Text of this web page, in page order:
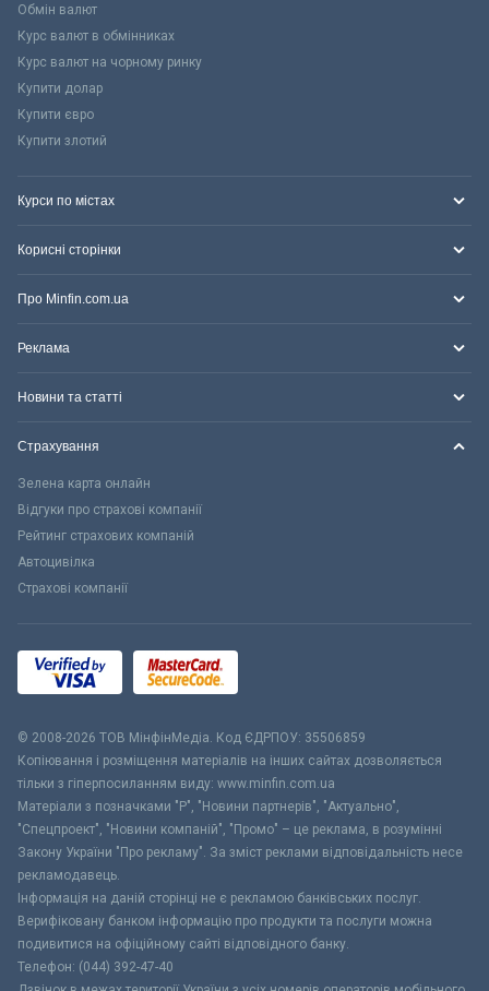
Обмін валют
Курс валют в обмінниках
Курс валют на чорному ринку
Купити долар
Купити євро
Купити злотий
Курси по містах
Корисні сторінки
Про Minfin.com.ua
Реклама
Новини та статті
Страхування
Зелена карта онлайн
Відгуки про страхові компанії
Рейтинг страхових компаній
Автоцивілка
Страхові компанії
© 2008-2026 ТОВ МiнфiнМедiа. Код ЄДРПОУ: 35506859
Копіювання і розміщення матеріалів на інших сайтах дозволяється
тільки з гіперпосиланням виду: www.minfin.com.ua
Матеріали з позначками "Р", "Новини партнерів", "Актуально",
"Спецпроект", "Новини компаній", "Промо" – це реклама, в розумінні
Закону України "Про рекламу". За зміст реклами відповідальність несе
рекламодавець.
Інформація на даній сторінці не є рекламою банківських послуг.
Верифіковану банком інформацію про продукти та послуги можна
подивитися на офіційному сайті відповідного банку.
Телефон: (044) 392-47-40